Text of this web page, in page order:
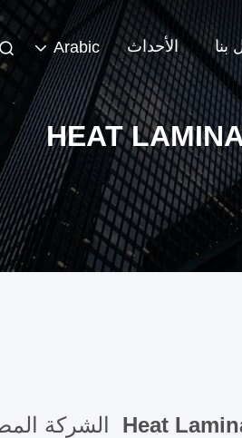
بنا الأحداث Arabic
HEAT
Heat الشركة